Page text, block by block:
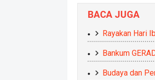
BACA JUGA
Rayakan Hari
Bankum
Budaya dan